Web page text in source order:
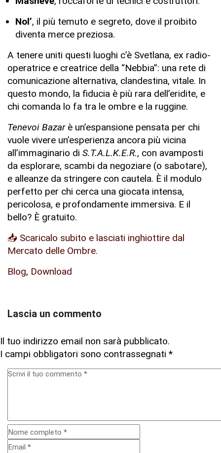
Nol’, il più temuto e segreto, dove il proibito
diventa merce preziosa.
A tenere uniti questi luoghi c’è Svetlana, ex radio-
operatrice e creatrice della “Nebbia”: una rete di
comunicazione alternativa, clandestina, vitale. In
questo mondo, la fiducia è più rara dell’eridite, e
chi comanda lo fa tra le ombre e la ruggine.
Tenevoi Bazarè un’espansione pensata per chi
vuole vivere un’esperienza ancora più vicina
all’immaginario di S.T.A.L.K.E.R., con avamposti
da esplorare, scambi da negoziare (o sabotare),
e alleanze da stringere con cautela. È il modulo
perfetto per chi cerca una giocata intensa,
pericolosa, e profondamente immersiva. E il
bello? È gratuito.
📥 Scaricalo subito e lasciati inghiottire dal
Mercato delle Ombre.
Blog, Download
Lascia un commento
Il tuo indirizzo email non sarà pubblicato.
I campi obbligatori sono contrassegnati *